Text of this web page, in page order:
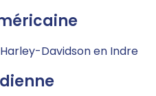
Davidson en Indre